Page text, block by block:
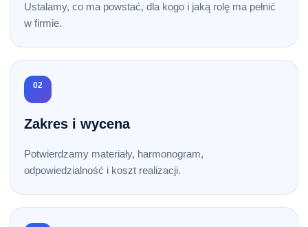
Ustalamy, co ma powstać, dla kogo i jaką rolę ma pełnić
w firmie.
02
Zakres i wycena
Potwierdzamy materiały, harmonogram,
odpowiedzialność i koszt realizacji.